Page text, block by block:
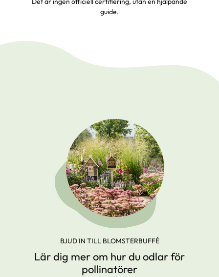
guide.
BJUD IN TILL BLOMSTERBUFFÉ
Lär dig mer om hur du odlar för
pollinatörer